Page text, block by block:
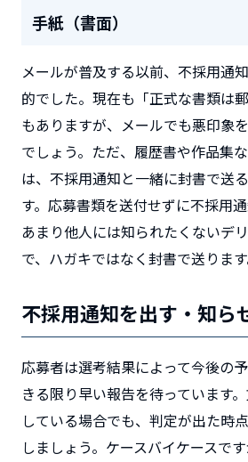
手紙（書面）
メールが普及する以前、不採用通
的でした。現在も「正式な書類は
もありますが、メールでも悪印象
でしょう。ただ、履歴書や作品集
は、不採用通知と一緒に封書で送
す。応募書類を送付せずに不採用
あまり他人には知られたくないデ
で、ハガキではなく封書で送ります
不採用通知を出す・知ら
応募者は選考結果によって今後の
きる限り早い報告を待っています
している場合でも、判定が出た時
しましょう。ケースバイケースで